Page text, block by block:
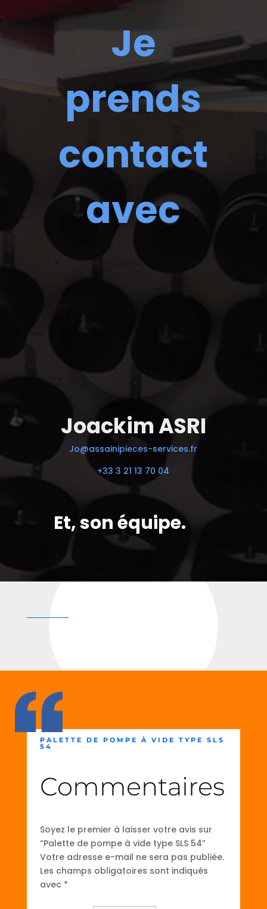
Je
prends
contact
avec
Joackim ASRI
Jo@assainipieces-services.fr
+33 3 21 13 70 04
Et, son équipe.
PALETTE DE POMPE À VIDE TYPE SLS
54
Commentaires
Soyez le premier à laisser votre avis sur
“Palette de pompe à vide type SLS 54”
Votre adresse e-mail ne sera pas publiée.
Les champs obligatoires sont indiqués
avec *